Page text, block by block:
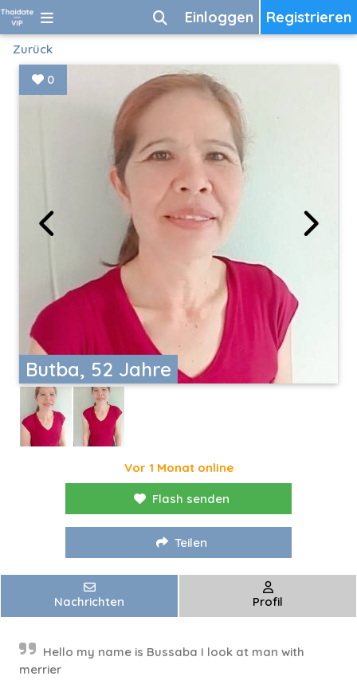
Registrieren
Einloggen
Zurück
Butba, 52 Jahre
0
Vor 1 Monat online
Flash senden
Teilen
Nachrichten Profil
Hello my name is Bussaba I look at man with
merrier